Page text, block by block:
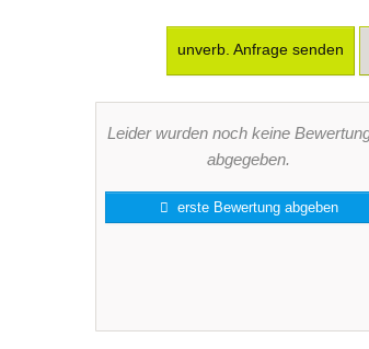
unverb. Anfrage senden
Leider wurden noch keine
abgegeben.
erste Bewertung abgeben